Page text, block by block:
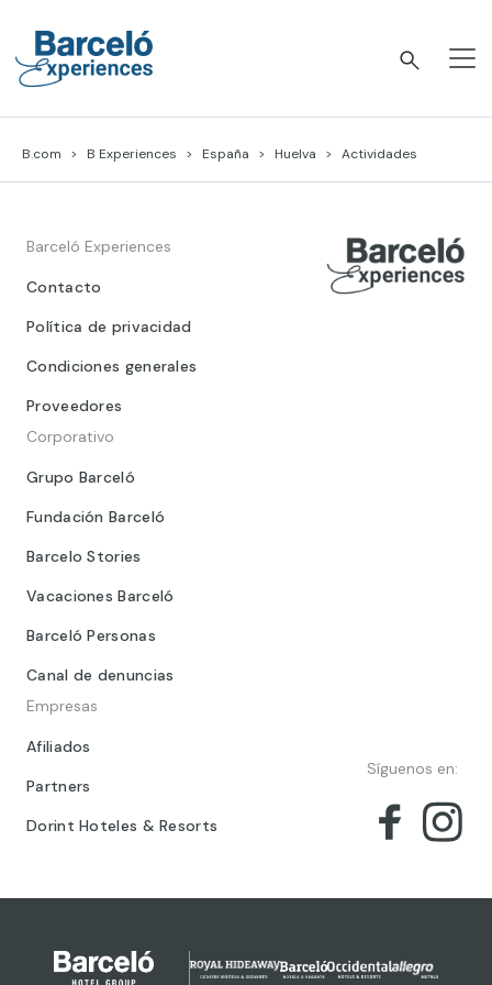
content
B.com B Experiences España Huelva Actividades
Barceló Experiences
Contacto
Política de privacidad
Condiciones generales
Proveedores
Corporativo
Grupo Barceló
Fundación Barceló
Barcelo Stories
Vacaciones Barceló
Barceló Personas
Canal de denuncias
Empresas
Afiliados
Partners
Dorint Hoteles & Resorts
Síguenos en: